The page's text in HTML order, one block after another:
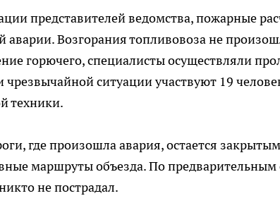
представителей ведомства, пожарные
аварии. Возгорания топливовоза не
горючего, специалисты осуществляли
ситуации участвуют 19
техники.
где произошла авария, остается
маршруты объезда. По предварительным
не пострадал.